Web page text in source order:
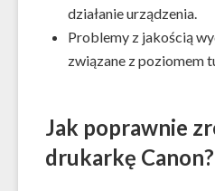
działanie urządzenia.
Problemy z jakością
związane z poziomem
Jak poprawnie
drukarkę Canon?